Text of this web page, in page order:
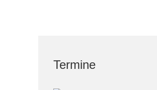
Termine